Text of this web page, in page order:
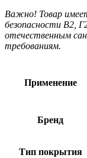
Важно! Товар
безопасности В2,
отечественным
требованиям.
Применение
Бренд
Тип покрытия